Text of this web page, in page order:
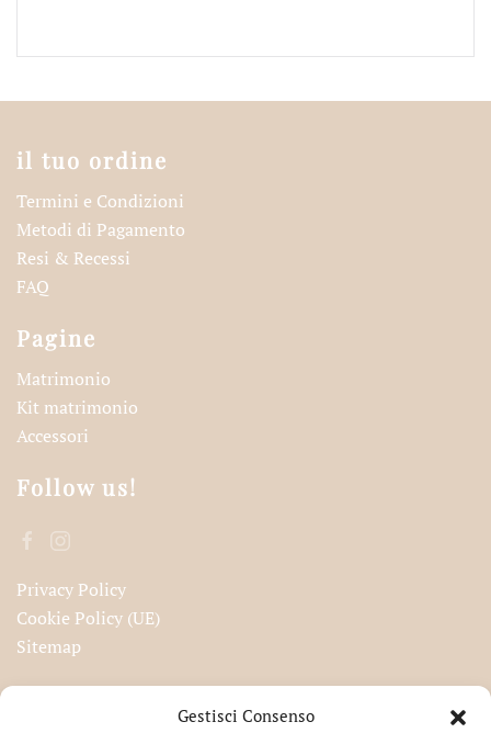
Gestisci Consenso
il tuo ordine
Termini e Condizioni
Metodi di Pagamento
Resi & Recessi
FAQ
Pagine
Matrimonio
Kit matrimonio
Accessori
Follow us!
Privacy Policy
Cookie Policy (UE)
Sitemap